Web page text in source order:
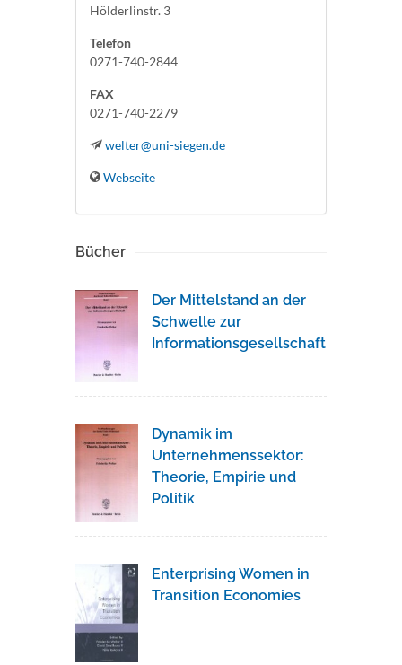
Hölderlinstr. 3
Telefon
0271-740-2844
FAX
0271-740-2279
welter@uni-siegen.de
Webseite
Bücher
Der Mittelstand an der
Schwelle zur
Informationsgesellschaft
Dynamik im
Unternehmenssektor:
Theorie, Empirie und
Politik
Enterprising Women in
Transition Economies